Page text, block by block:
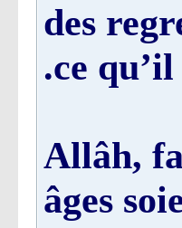
des
ce qu’il
; Allâh,
âges